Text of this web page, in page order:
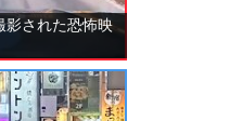
影された恐怖映